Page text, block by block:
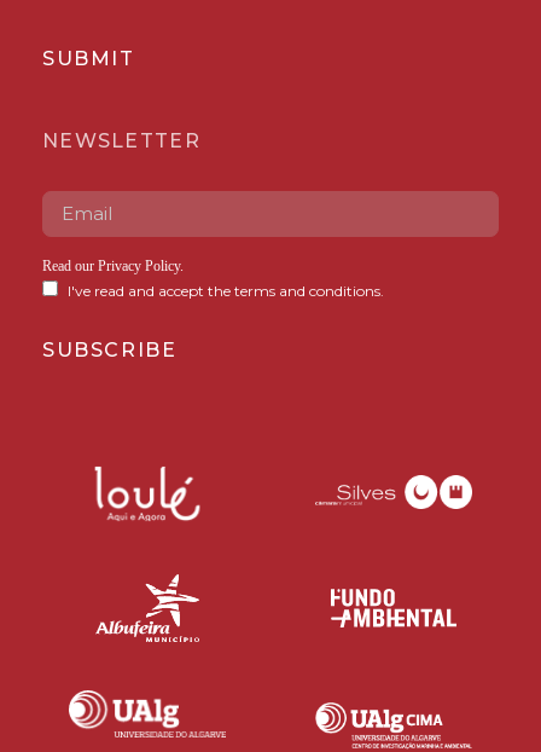
SUBMIT
NEWSLETTER
Read our Privacy Policy.
I've read and accept the terms and conditions.